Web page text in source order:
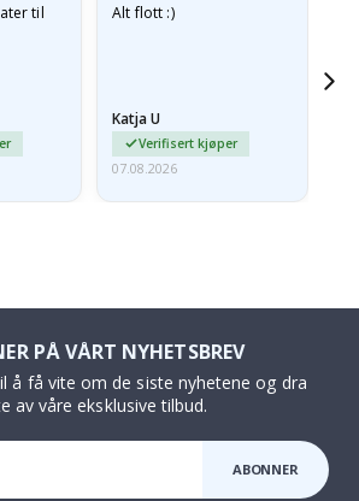
til
Alt flott :)
Katja U
Verifisert kjøper
07.08.2026
PÅ VÅRT NYHETSBREV
å få vite om de siste nyhetene og dra
av våre eksklusive tilbud.
ABONNER